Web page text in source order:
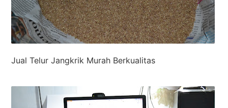
Jual Telur Jangkrik Murah Berkualitas